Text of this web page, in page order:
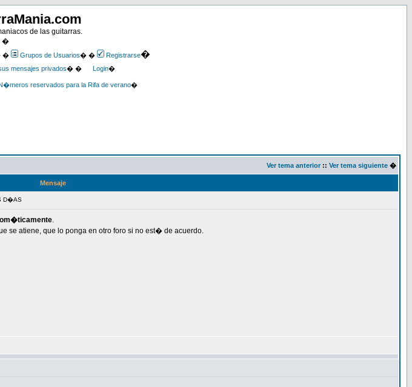
de las guitarras.
�
� Grupos de Usuarios� � Registrarse�
mensajes privados� � Login�
reservados para la Rifa de verano�
Ver tema anterior :: Ver tema siguiente �
Mensaje
D�AS
.
se atiene, que lo ponga en otro foro si no est� de acuerdo.